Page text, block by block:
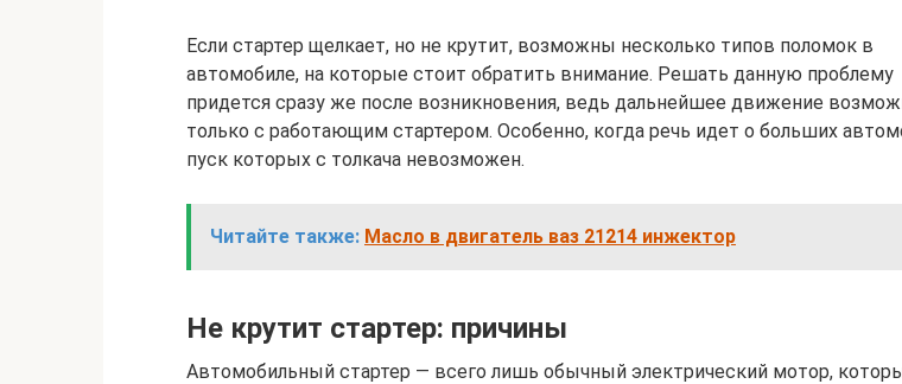
Если стартер щелкает, но не крутит, возможны несколько типов поломок в
автомобиле, на которые стоит обратить внимание. Решать данную проблему
придется сразу же после возникновения, ведь дальнейшее движение
только с работающим стартером. Особенно, когда речь идет о больших
пуск которых с толкача невозможен.
Читайте также: Масло в двигатель ваз 21214 инжектор
Не крутит стартер: причины
Автомобильный стартер — всего лишь обычный электрический мотор,